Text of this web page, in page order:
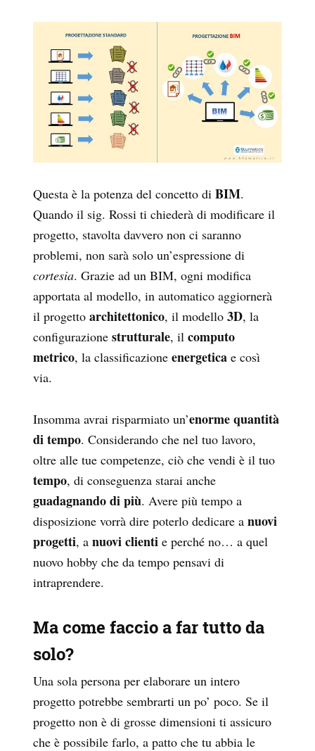
Questa è la potenza del concetto di BIM.
Quando il sig. Rossi ti chiederà di modificare il
progetto, stavolta davvero non ci saranno
problemi, non sarà solo un’espressione di
cortesia. Grazie ad un BIM, ogni modifica
apportata al modello, in automatico aggiornerà
il progetto architettonico, il modello 3D, la
configurazione strutturale, il computo
metrico, la classificazione energetica e così
via.
Insomma avrai risparmiato un’enorme quantità
di tempo. Considerando che nel tuo lavoro,
oltre alle tue competenze, ciò che vendi è il tuo
tempo, di conseguenza starai anche
guadagnando di più. Avere più tempo a
disposizione vorrà dire poterlo dedicare a nuovi
progetti, a nuovi clienti e perché no… a quel
nuovo hobby che da tempo pensavi di
intraprendere.
Ma come faccio a far tutto da
solo?
Una sola persona per elaborare un intero
progetto potrebbe sembrarti un po’ poco. Se il
progetto non è di grosse dimensioni ti assicuro
che è possibile farlo, a patto che tu abbia le